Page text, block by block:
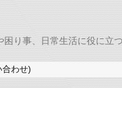
り事、日常生活に役に立
合わせ)